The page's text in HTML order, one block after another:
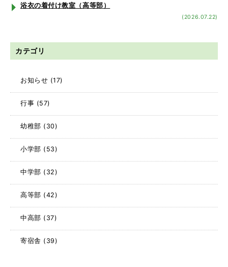
浴衣の着付け教室（高等部）
(2026.07.22)
カテゴリ
お知らせ (17)
行事 (57)
幼稚部 (30)
小学部 (53)
中学部 (32)
高等部 (42)
中高部 (37)
寄宿舎 (39)